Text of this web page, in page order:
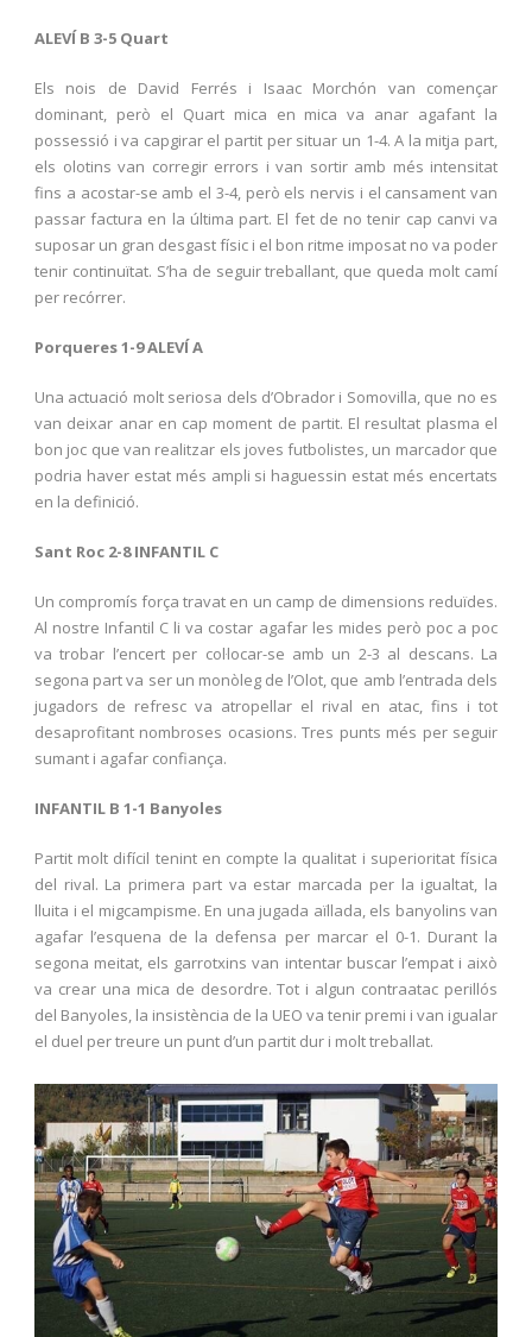
ALEVÍ B 3-5 Quart
Els nois de David Ferrés i Isaac Morchón van començar
dominant, però el Quart mica en mica va anar agafant la
possessió i va capgirar el partit per situar un 1-4. A la mitja part,
els olotins van corregir errors i van sortir amb més intensitat
fins a acostar-se amb el 3-4, però els nervis i el cansament van
passar factura en la última part. El fet de no tenir cap canvi va
suposar un gran desgast físic i el bon ritme imposat no va poder
tenir continuïtat. S’ha de seguir treballant, que queda molt camí
per recórrer.
Porqueres 1-9 ALEVÍ A
Una actuació molt seriosa dels d’Obrador i Somovilla, que no es
van deixar anar en cap moment de partit. El resultat plasma el
bon joc que van realitzar els joves futbolistes, un marcador que
podria haver estat més ampli si haguessin estat més encertats
en la definició.
Sant Roc 2-8 INFANTIL C
Un compromís força travat en un camp de dimensions reduïdes.
Al nostre Infantil C li va costar agafar les mides però poc a poc
va trobar l’encert per col·locar-se amb un 2-3 al descans. La
segona part va ser un monòleg de l’Olot, que amb l’entrada dels
jugadors de refresc va atropellar el rival en atac, fins i tot
desaprofitant nombroses ocasions. Tres punts més per seguir
sumant i agafar confiança.
INFANTIL B 1-1 Banyoles
Partit molt difícil tenint en compte la qualitat i superioritat física
del rival. La primera part va estar marcada per la igualtat, la
lluita i el migcampisme. En una jugada aïllada, els banyolins van
agafar l’esquena de la defensa per marcar el 0-1. Durant la
segona meitat, els garrotxins van intentar buscar l’empat i això
va crear una mica de desordre. Tot i algun contraatac perillós
del Banyoles, la insistència de la UEO va tenir premi i van igualar
el duel per treure un punt d’un partit dur i molt treballat.